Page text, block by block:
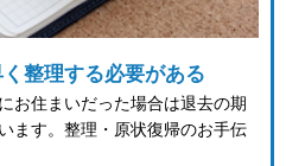
整理する必要がある
お住まいだった場合は退去の期
ます。整理・原状復帰のお手伝